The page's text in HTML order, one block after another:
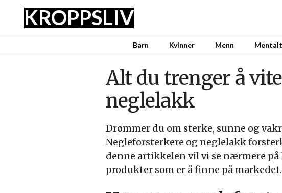
KROPPSLIV
Barn Kvinner Menn Mentalt
Alt du trenger å
neglelakk
Drømmer du om sterke, sunne og
Negleforsterkere og neglelakk
denne artikkelen vil vi se nærmere på
produkter som er å finne på markedet.